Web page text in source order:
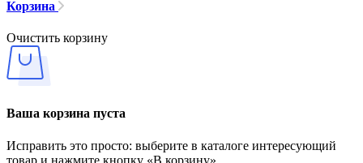
Корзина
Очистить корзину
Ваша корзина пуста
Исправить это просто: выберите в каталоге интересующий
товар и нажмите кнопку «В корзину»